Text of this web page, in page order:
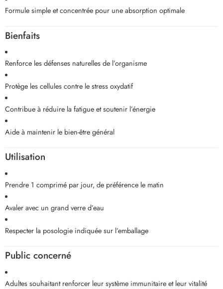
Formule simple et concentrée pour une absorption optimale
Bienfaits
Renforce les défenses naturelles de l’organisme
Protège les cellules contre le stress oxydatif
Contribue à réduire la fatigue et soutenir l’énergie
Aide à maintenir le bien-être général
Utilisation
Prendre 1 comprimé par jour, de préférence le matin
Avaler avec un grand verre d’eau
Respecter la posologie indiquée sur l’emballage
Public concerné
Adultes souhaitant renforcer leur système immunitaire et leur vitalité